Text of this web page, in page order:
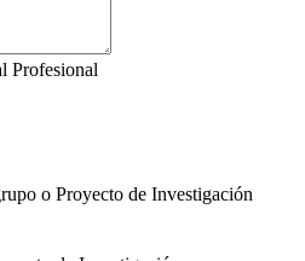
Profesional
o Proyecto de Investigación